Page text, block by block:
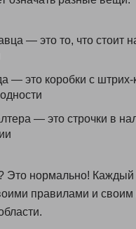
— это то, что стоит
— это коробки с штрих-
— это строчки в
Это нормально! Каждый
правилами и